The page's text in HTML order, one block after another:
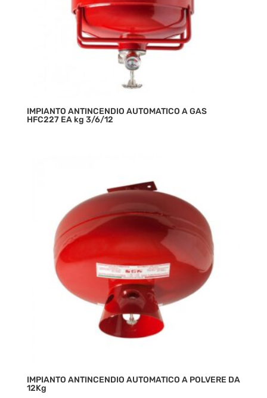
IMPIANTO ANTINCENDIO AUTOMATICO A GAS
HFC227 EA kg 3/6/12
IMPIANTO ANTINCENDIO AUTOMATICO A POLVERE DA
12Kg